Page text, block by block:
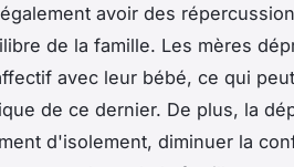
avoir des
de la famille. Les mères
avec leur bébé, ce qui
de ce dernier. De plus, la
d'isolement, diminuer la